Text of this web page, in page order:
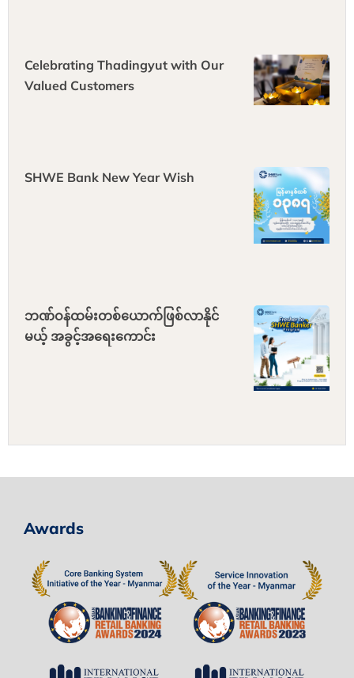
Celebrating Thadingyut with Our
Valued Customers
SHWE Bank New Year Wish
ဘဏ်ဝန်ထမ်းတစ်ယောက်ဖြစ်လာနိုင်
မယ့် အခွင့်အရေးကောင်း
Awards